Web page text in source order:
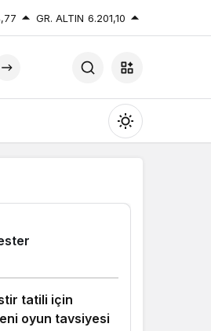
GR. ALTIN 6.201,10
Mod
değiştir
seçin.
tatili için
oyun tavsiyesi